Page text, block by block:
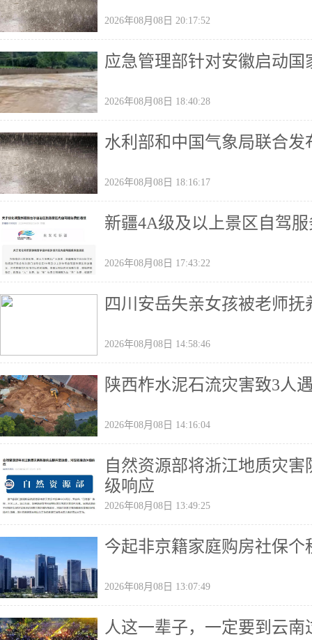
2026年08月08日 20:17:52
应急管理部针对安徽启动
2026年08月08日 18:40:28
水利部和中国气象局联合
2026年08月08日 18:16:17
新疆4A级及以上景区自驾
2026年08月08日 17:43:22
四川安岳失亲女孩被老师
2026年08月08日 14:58:46
陕西柞水泥石流灾害致3人
2026年08月08日 14:16:04
自然资源部将浙江地质灾
级响应
2026年08月08日 13:49:25
今起非京籍家庭购房社保
2026年08月08日 13:07:49
人这一辈子，一定要到云南